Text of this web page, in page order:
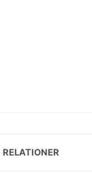
RELATIONER